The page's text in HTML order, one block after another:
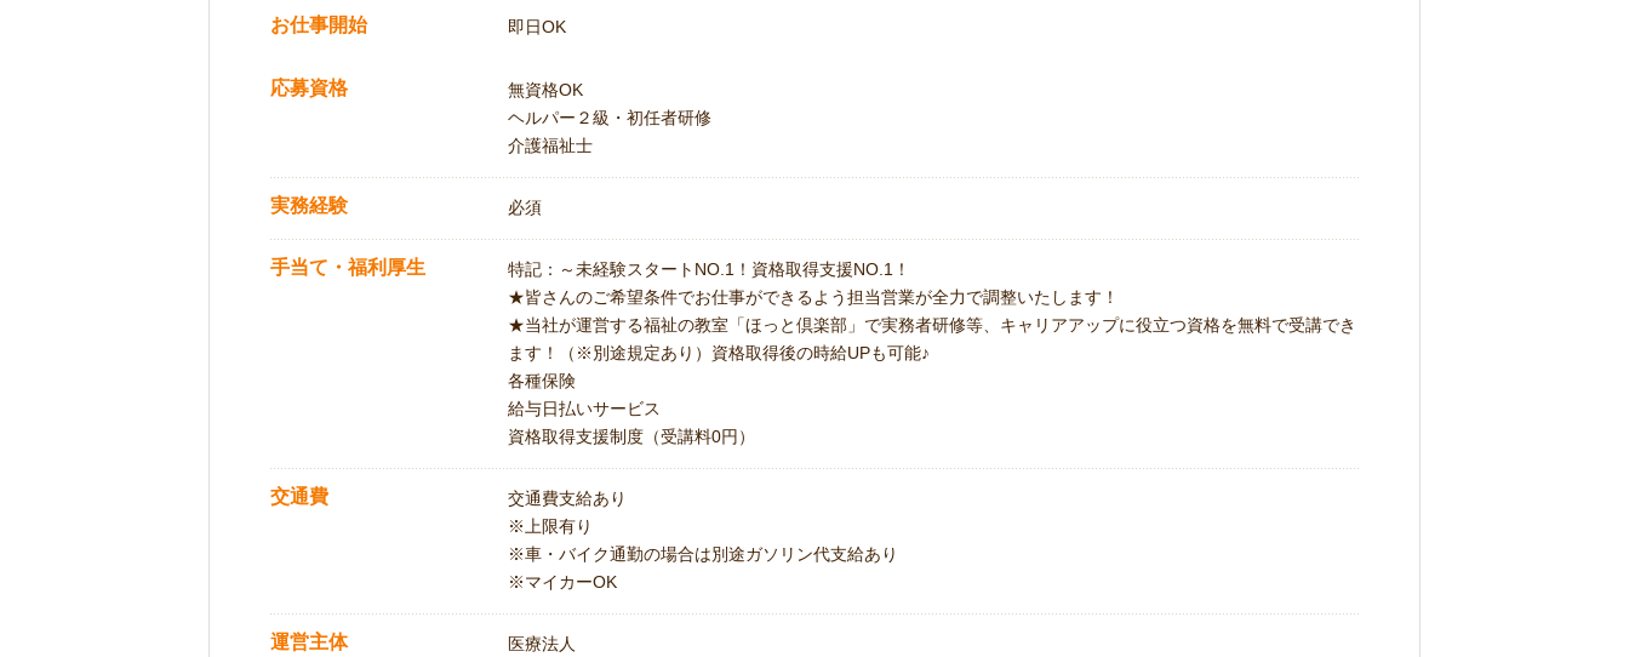
お仕事開始 即日OK
応募資格
無資格OK
ヘルパー２級・初任者研修
介護福祉士
実務経験 必須
手当て・福利厚生
特記：～未経験スタートNO.1！資格取得支援NO.1！
★皆さんのご希望条件でお仕事ができるよう担当営業が全力で調整いたします！
★当社が運営する福祉の教室「ほっと倶楽部」で実務者研修等、キャリアアップに役立つ資格を無料で受講でき
ます！（※別途規定あり）資格取得後の時給UPも可能♪
各種保険
給与日払いサービス
資格取得支援制度（受講料0円）
交通費
交通費支給あり
※上限有り
※車・バイク通勤の場合は別途ガソリン代支給あり
※マイカーOK
運営主体 医療法人